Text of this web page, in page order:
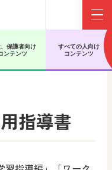
保護者向け
ンテンツ
すべての人向け
コンテンツ
教師用指導書
指導書